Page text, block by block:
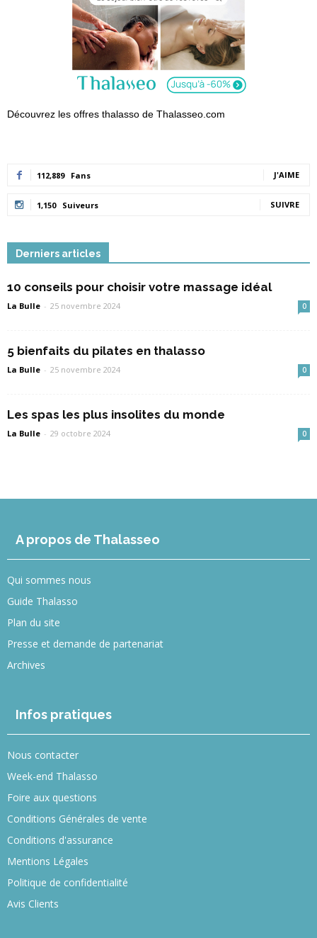
Découvrez les offres thalasso de Thalasseo.com
112,889 Fans J'AIME
1,150 Suiveurs SUIVRE
Derniers articles
10 conseils pour choisir votre massage idéal
La Bulle - 25 novembre 2024 0
5 bienfaits du pilates en thalasso
La Bulle - 25 novembre 2024 0
Les spas les plus insolites du monde
La Bulle - 29 octobre 2024 0
A propos de Thalasseo
Qui sommes nous
Guide Thalasso
Plan du site
Presse et demande de partenariat
Archives
Infos pratiques
Nous contacter
Week-end Thalasso
Foire aux questions
Conditions Générales de vente
Conditions d'assurance
Mentions Légales
Politique de confidentialité
Avis Clients